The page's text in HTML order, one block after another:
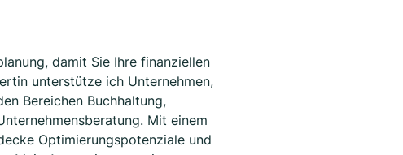
damit Sie Ihre finanziellen
unterstütze ich Unternehmen,
Bereichen Buchhaltung,
Mit einem
Optimierungspotenziale und